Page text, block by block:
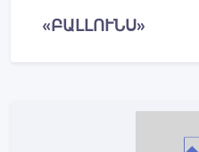
«ԲԱԼԼՈՒՆՍ»